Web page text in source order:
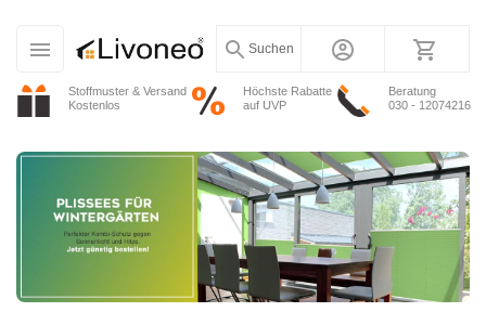
Stoffmuster & Versand
Kostenlos
Höchste Rabatte
auf UVP
Beratung
030 - 12074216
Suchen